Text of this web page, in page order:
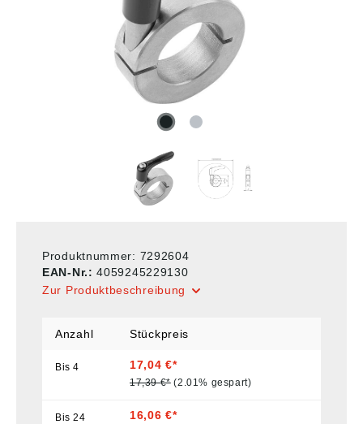
Produktnummer: 7292604
EAN-Nr.:4059245229130
Zur Produktbeschreibung
Anzahl Stückpreis
Bis4 17,04 €*
17,39 €* (2.01% gespart)
Bis24 16,06 €*